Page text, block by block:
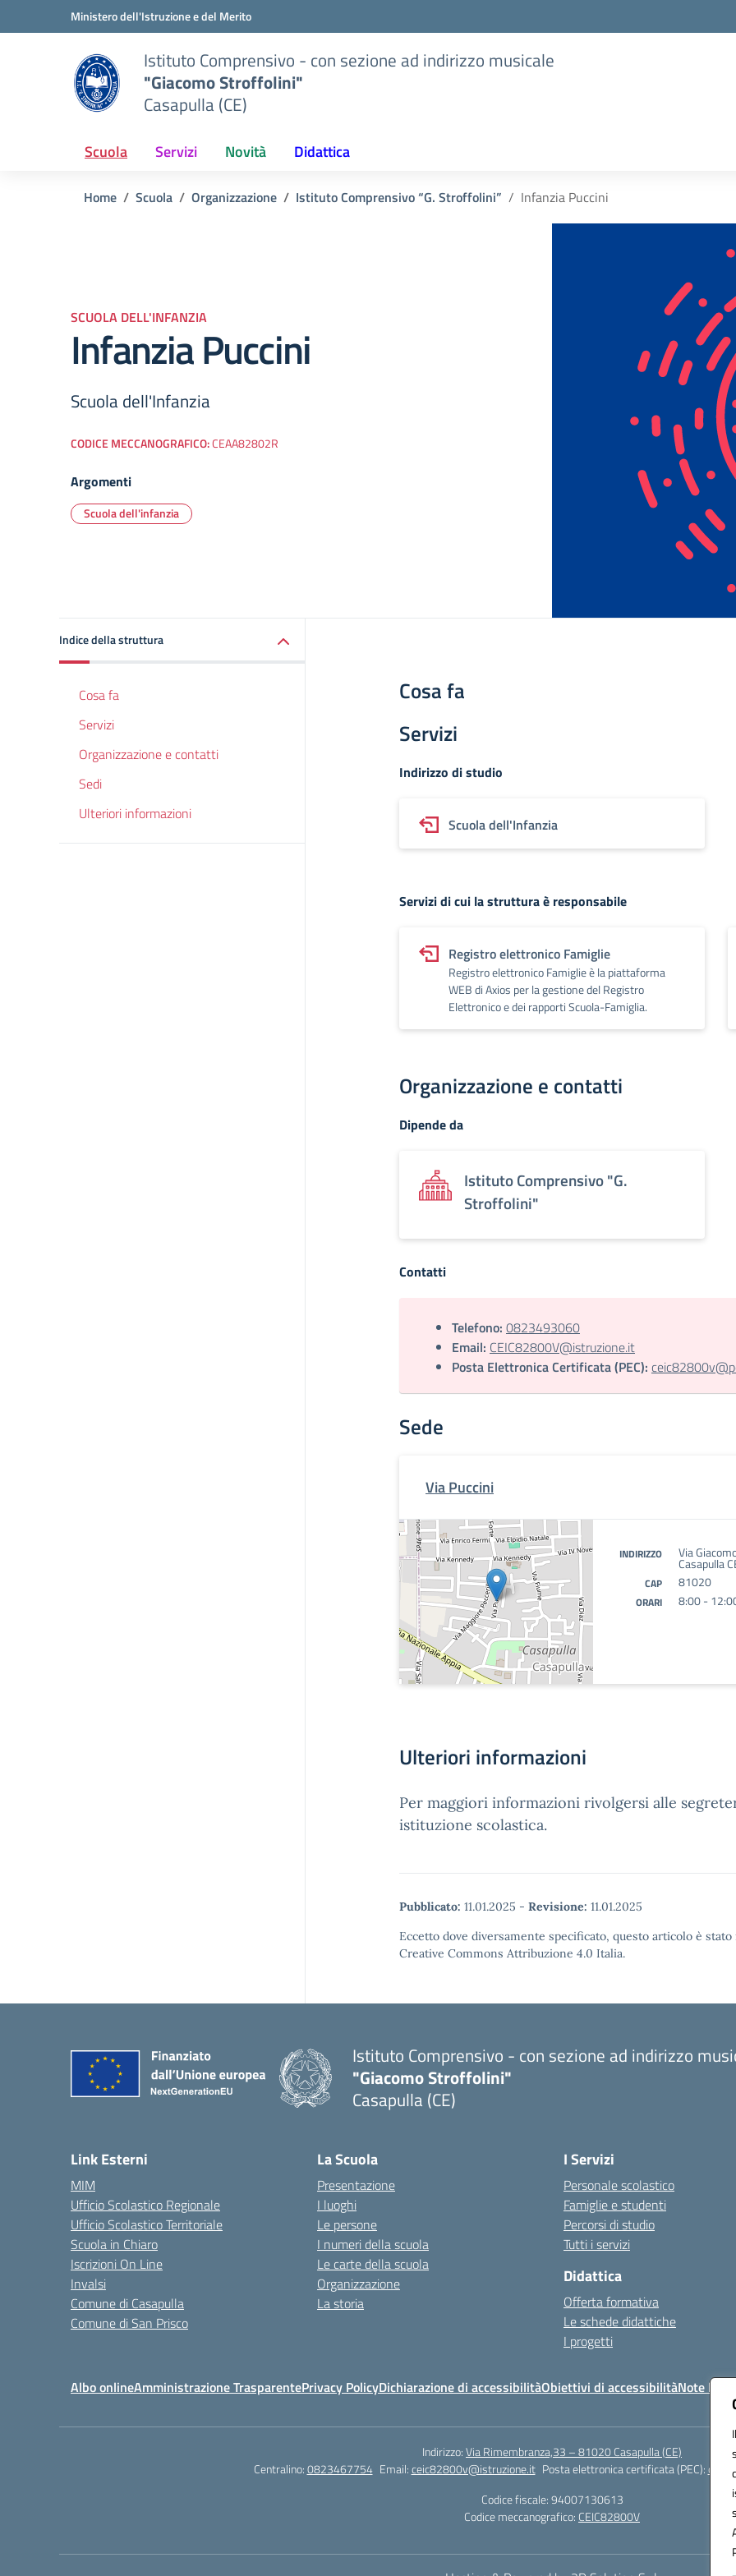
Vai ai contenuti
Vai al menu di navigazioneMinistero dell'Istruzione e del Merito
Istituto Comprensivo - con sezione ad indirizzo musicale
"Giacomo Stroffolini"
Casapulla (CE)
Scuola Servizi Novità Didattica
Home Scuola Organizzazione Istituto Comprensivo “G. Stroffolini” Infanzia Puccini
SCUOLA DELL'INFANZIA
Infanzia Puccini
Scuola dell'Infanzia
CODICE MECCANOGRAFICO:CEAA82802R
Argomenti
Scuola dell'infanzia
Indice della struttura
Cosa fa
Servizi
Organizzazione e contatti
Sedi
Ulteriori informazioni
Cosa fa
Servizi
Indirizzo di studio
Scuola dell'Infanzia
Servizi di cui la struttura è responsabile
Registro elettronico Famiglie
Registro elettronico Famiglie è la piattaforma
WEB di Axios per la gestione del Registro
Elettronico e dei rapporti Scuola-Famiglia.
Organizzazione e contatti
Dipende da
Istituto Comprensivo "G.
Stroffolini"
Contatti
Telefono: 0823493060
Email: CEIC82800V@istruzione.it
Posta Elettronica Certificata (PEC):
Sede
Via Puccini
INDIRIZZO Via
Casapulla
CAP 81020
ORARI 8:00 -
Ulteriori informazioni
Per maggiori informazioni rivolgersi alle
istituzione scolastica.
Pubblicato: 11.01.2025 - Revisione: 11.01.2025
Eccetto dove diversamente specificato, questo articolo è
Creative Commons Attribuzione 4.0 Italia.
Istituto Comprensivo - con sezione ad indirizzo
"Giacomo Stroffolini"
Casapulla (CE)
Link Esterni
MIM
Ufficio Scolastico Regionale
Ufficio Scolastico Territoriale
Scuola in Chiaro
Iscrizioni On Line
Invalsi
Comune di Casapulla
Comune di San Prisco
La Scuola
Presentazione
I luoghi
Le persone
I numeri della scuola
Le carte della scuola
Organizzazione
La storia
I Servizi
Personale scolastico
Famiglie e studenti
Percorsi di studio
Tutti i servizi
Didattica
Offerta formativa
Le schede didattiche
I progetti
Albo onlineAmministrazione TrasparentePrivacy PolicyDichiarazione di accessibilitàObiettivi di accessibilitàNote legali
Indirizzo:Via Rimembranza,33 – 81020 Casapulla (CE)
Centralino:0823467754 Email:ceic82800v@istruzione.it Posta elettronica certificata (PEC):
Codice fiscale: 94007130613
Codice meccanografico: CEIC82800V